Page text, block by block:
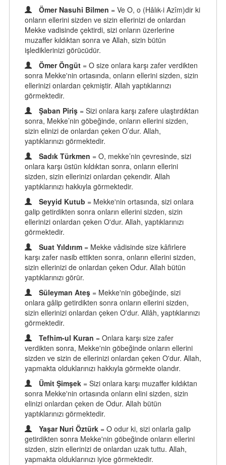
Ömer Nasuhi Bilmen = Ve O, o (Hâlık-i Azîm)dir ki
onların ellerini sizden ve sizin ellerinizi de onlardan
Mekke vadisinde çektirdi, sizi onların üzerlerine
muzaffer kıldıktan sonra ve Allah, sizin bütün
işlediklerinizi görücüdür.
Ömer Öngüt = O size onlara karşı zafer verdikten
sonra Mekke'nin ortasında, onların ellerini sizden, sizin
ellerinizi onlardan çekmiştir. Allah yaptıklarınızı
görmektedir.
Şaban Piriş = Sizi onlara karşı zafere ulaştırdıktan
sonra, Mekke’nin göbeğinde, onların ellerini sizden,
sizin elinizi de onlardan çeken O’dur. Allah,
yaptıklarınızı görmektedir.
Sadık Türkmen = O, mekke’nin çevresinde, sizi
onlara karşı üstün kıldıktan sonra, onların ellerini
sizden, sizin ellerinizi onlardan çekendir. Allah
yaptıklarınızı hakkıyla görmektedir.
Seyyid Kutub = Mekke'nin ortasında, sizi onlara
galip getirdikten sonra onların ellerini sizden, sizin
ellerinizi onlardan çeken O'dur. Allah, yaptıklarınızı
görmektedir.
Suat Yıldırım = Mekke vâdisinde size kâfirlere
karşı zafer nasib ettikten sonra, onların ellerini sizden,
sizin ellerinizi de onlardan çeken Odur. Allah bütün
yaptıklarınızı görür.
Süleyman Ateş = Mekke'nin göbeğinde, sizi
onlara gâlip getirdikten sonra onların ellerini sizden,
sizin ellerinizi onlardan çeken O'dur. Allâh, yaptıklarınızı
görmektedir.
Tefhim-ul Kuran = Onlara karşı size zafer
verdikten sonra, Mekke'nin göbeğinde onların ellerini
sizden ve sizin de ellerinizi onlardan çeken O'dur. Allah,
yapmakta olduklarınızı hakkıyla görmekte olandır.
Ümit Şimşek = Sizi onlara karşı muzaffer kıldıktan
sonra Mekke'nin ortasında onların elini sizden, sizin
elinizi onlardan çeken de Odur. Allah bütün
yaptıklarınızı görmektedir.
Yaşar Nuri Öztürk = O odur ki, sizi onlarla galip
getirdikten sonra Mekke'nin göbeğinde onların ellerini
sizden, sizin ellerinizi de onlardan uzak tuttu. Allah,
yapmakta olduklarınızı iyice görmektedir.